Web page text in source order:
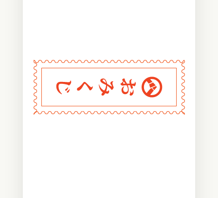
おみくじ堂
〰〰〰〰〰〰〰〰〰〰〰〰
〰〰〰〰〰〰〰〰〰〰〰〰
〰
〰
〰
〰
〰
〰
〰
〰